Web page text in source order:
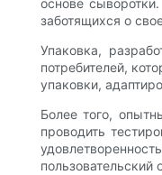
основе
заботящихся о
Упаковка,
потребителей,
упаковки,
Более того,
проводить